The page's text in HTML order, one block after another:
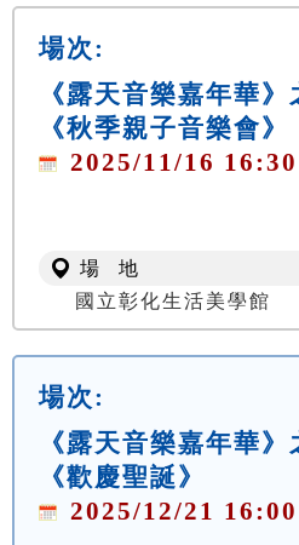
場次:
《露天音樂嘉年華
《秋季親子音樂會》
2025/11/16
場 地
國立彰化生活美學館
場次:
《露天音樂嘉年華
《歡慶聖誕》
2025/12/21